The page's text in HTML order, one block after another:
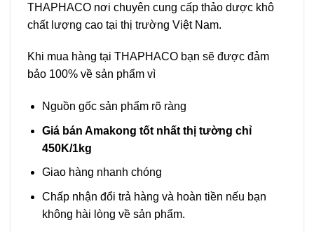
THAPHACO nơi chuyên cung cấp thảo dược khô
chất lượng cao tại thị trường Việt Nam.
Khi mua hàng tại THAPHACO bạn sẽ được đảm
bảo 100% về sản phẩm vì
Nguồn gốc sản phẩm rõ ràng
Giá bán Amakong tốt nhất thị tường chỉ
450K/1kg
Giao hàng nhanh chóng
Chấp nhận đổi trả hàng và hoàn tiền nếu bạn
không hài lòng về sản phẩm.